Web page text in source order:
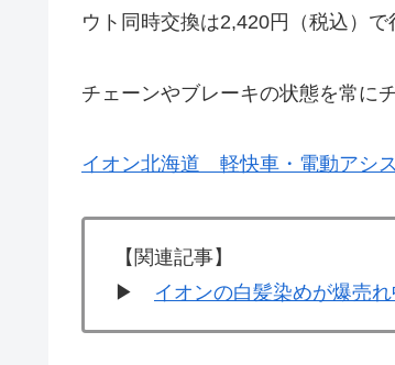
ウト同時交換は2,420円（税込）で
チェーンやブレーキの状態を常に
イオン北海道 軽快車・電動アシ
【関連記事】
▶ イオンの白髪染めが爆売